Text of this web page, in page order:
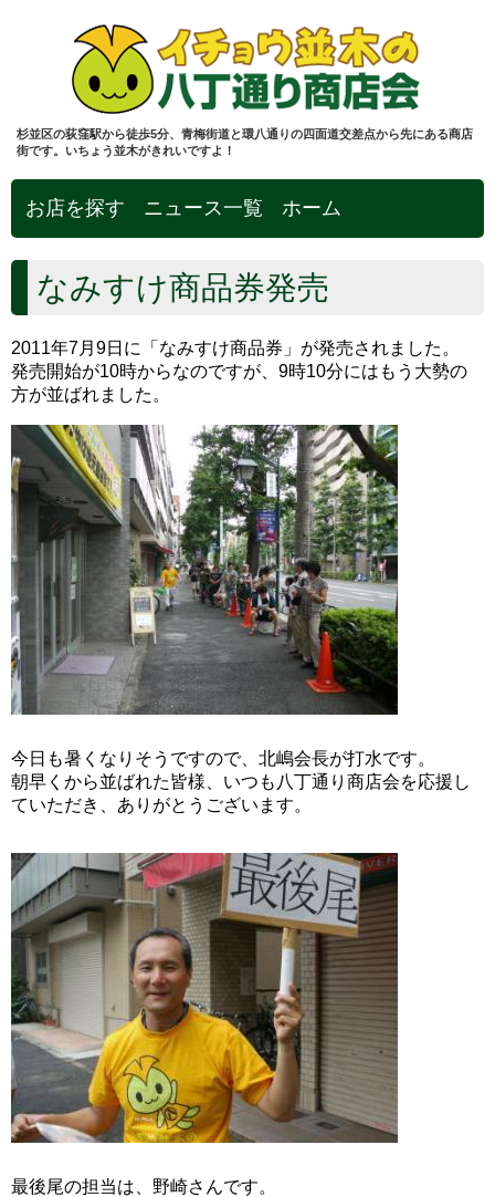
杉並区の荻窪駅から徒歩5分、青梅街道と環八通りの四面道交差点から先にある商店
街です。いちょう並木がきれいですよ！
お店を探す ニュース一覧 ホーム
なみすけ商品券発売
2011年7月9日に「なみすけ商品券」が発売されました。
発売開始が10時からなのですが、9時10分にはもう大勢の
方が並ばれました。
今日も暑くなりそうですので、北嶋会長が打水です。
朝早くから並ばれた皆様、いつも八丁通り商店会を応援し
ていただき、ありがとうございます。
最後尾の担当は、野崎さんです。